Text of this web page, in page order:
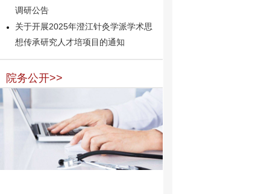
调研公告
关于开展2025年澄江针灸学派学术思
想传承研究人才培项目的通知
院务公开>>